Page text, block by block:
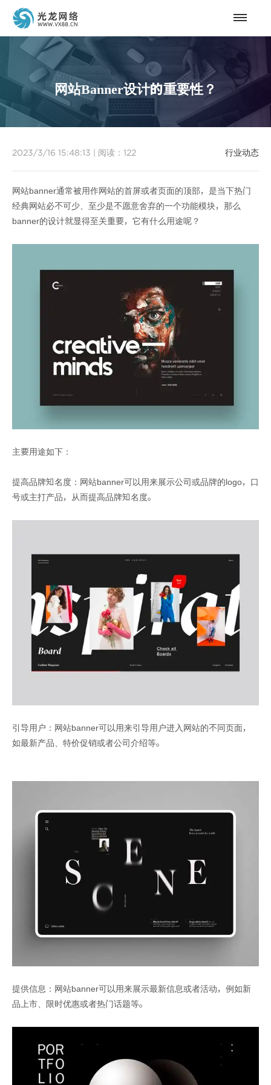
网站Banner设计的重要性？
行业动态
2023/3/16 15:48:13 阅读： 122
网站banner通常被用作网站的首屏或者页面的顶部，是当下热门
经典网站必不可少、至少是不愿意舍弃的一个功能模块，那么
banner的设计就显得至关重要，它有什么用途呢？
主要用途如下：
提高品牌知名度：网站banner可以用来展示公司或品牌的logo，口
号或主打产品，从而提高品牌知名度。
引导用户：网站banner可以用来引导用户进入网站的不同页面，
如最新产品、特价促销或者公司介绍等。
提供信息：网站banner可以用来展示最新信息或者活动，例如新
品上市、限时优惠或者热门话题等。